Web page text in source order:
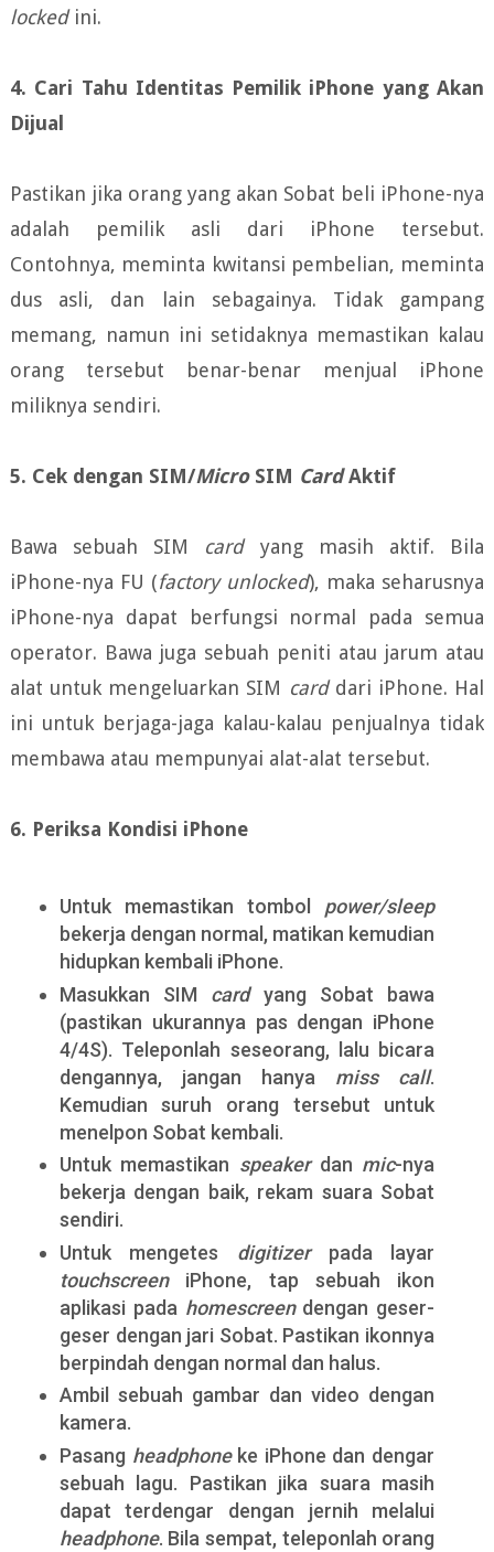
locked ini.
4. Cari Tahu Identitas Pemilik iPhone yang Akan
Dijual
Pastikan jika orang yang akan Sobat beli iPhone-nya
adalah pemilik asli dari iPhone tersebut.
Contohnya, meminta kwitansi pembelian, meminta
dus asli, dan lain sebagainya. Tidak gampang
memang, namun ini setidaknya memastikan kalau
orang tersebut benar-benar menjual iPhone
miliknya sendiri.
5. Cek dengan SIM/MicroSIM CardAktif
Bawa sebuah SIM card yang masih aktif. Bila
iPhone-nya FU (factory unlocked), maka seharusnya
iPhone-nya dapat berfungsi normal pada semua
operator. Bawa juga sebuah peniti atau jarum atau
alat untuk mengeluarkan SIM card dari iPhone. Hal
ini untuk berjaga-jaga kalau-kalau penjualnya tidak
membawa atau mempunyai alat-alat tersebut.
6. Periksa Kondisi iPhone
Untuk memastikan tombol power/sleep
bekerja dengan normal, matikan kemudian
hidupkan kembali iPhone.
Masukkan SIM card yang Sobat bawa
(pastikan ukurannya pas dengan iPhone
4/4S). Teleponlah seseorang, lalu bicara
dengannya, jangan hanya miss call.
Kemudian suruh orang tersebut untuk
menelpon Sobat kembali.
Untuk memastikan speaker dan mic-nya
bekerja dengan baik, rekam suara Sobat
sendiri.
Untuk mengetes digitizer pada layar
touchscreen iPhone, tap sebuah ikon
aplikasi pada homescreen dengan geser-
geser dengan jari Sobat. Pastikan ikonnya
berpindah dengan normal dan halus.
Ambil sebuah gambar dan video dengan
kamera.
Pasang headphone ke iPhone dan dengar
sebuah lagu. Pastikan jika suara masih
dapat terdengar dengan jernih melalui
headphone. Bila sempat, teleponlah orang